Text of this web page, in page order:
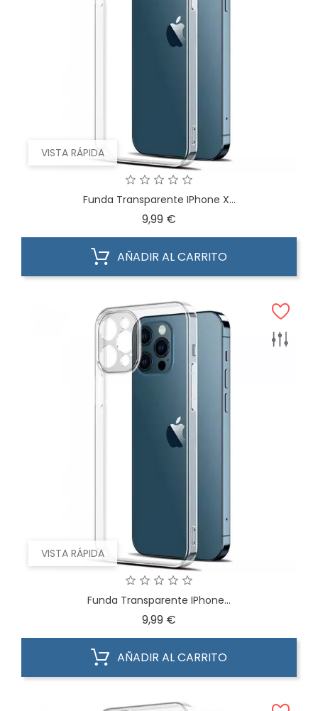
VISTA RÁPIDA
Funda Transparente IPhone X...
9,99 €
AÑADIR AL CARRITO
VISTA RÁPIDA
Funda Transparente IPhone...
9,99 €
AÑADIR AL CARRITO